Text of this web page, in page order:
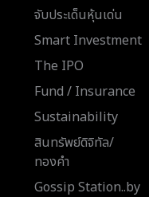
จับประเด็นหุ้นเด่น
Smart Investment
The IPO
Fund / Insurance
Sustainability
สินทรัพย์ดิจิทัล/
ทองคำ
Gossip Station..by